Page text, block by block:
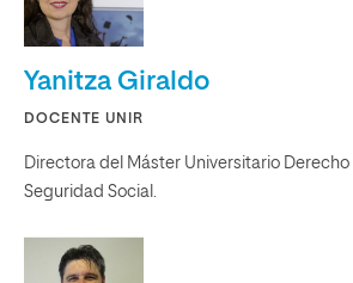
Yanitza Giraldo
DOCENTE UNIR
Directora del Máster Universitario Derecho
Seguridad Social.